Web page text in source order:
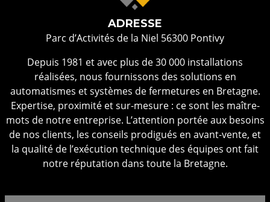
ADRESSE
Parc d’Activités de la Niel 56300 Pontivy
Depuis 1981 et avec plus de 30 000 installations
réalisées, nous fournissons des solutions en
automatismes et systèmes de fermetures en Bretagne.
Expertise, proximité et sur-mesure : ce sont les maître-
mots de notre entreprise. L’attention portée aux besoins
de nos clients, les conseils prodigués en avant-vente, et
la qualité de l’exécution technique des équipes ont fait
notre réputation dans toute la Bretagne.